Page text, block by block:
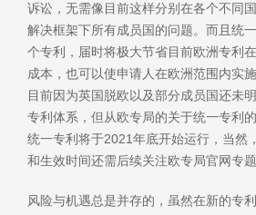
诉讼，无需像目前这样分别在各个不同
解决框架下所有成员国的问题。而且统
个专利，届时将极大节省目前欧洲专利
成本，也可以使申请人在欧洲范围内实
目前因为英国脱欧以及部分成员国还未
专利体系，但从欧专局的关于统一专利
统一专利将于2021年底开始运行，当然
和生效时间还需后续关注欧专局官网专题
风险与机遇总是并存的，虽然在新的专